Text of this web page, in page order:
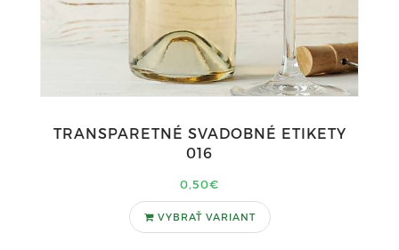
TRANSPARETNÉ SVADOBNÉ ETIKETY
016
0,50€
VYBRAŤ VARIANT